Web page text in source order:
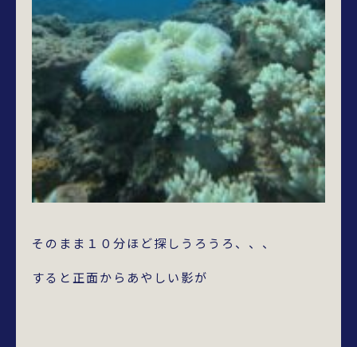
そのまま１０分ほど探しうろうろ、、、
すると正面からあやしい影が